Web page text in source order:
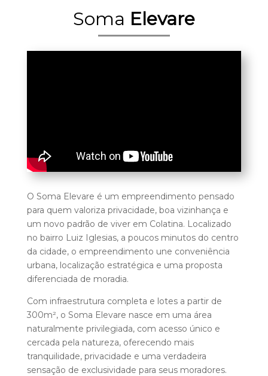
Soma Elevare
O Soma Elevare é um empreendimento pensado
para quem valoriza privacidade, boa vizinhança e
um novo padrão de viver em Colatina. Localizado
no bairro Luiz Iglesias, a poucos minutos do centro
da cidade, o empreendimento une conveniência
urbana, localização estratégica e uma proposta
diferenciada de moradia.
Com infraestrutura completa e lotes a partir de
300m², o Soma Elevare nasce em uma área
naturalmente privilegiada, com acesso único e
cercada pela natureza, oferecendo mais
tranquilidade, privacidade e uma verdadeira
sensação de exclusividade para seus moradores.